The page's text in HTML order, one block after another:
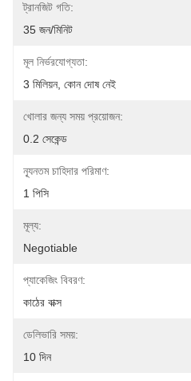
ট্রানজিট গতি:
35 জন/মিনিট
মূল নির্ভরযোগ্যতা:
3 মিলিয়ন, কোন দোষ নেই
খোলার জন্য সময় প্রয়োজন:
0.2 সেকেন্ড
ন্যূনতম চাহিদার পরিমাণ:
1 পিসি
মূল্য:
Negotiable
প্যাকেজিং বিবরণ:
কাঠের বাক্স
ডেলিভারি সময়:
10 দিন